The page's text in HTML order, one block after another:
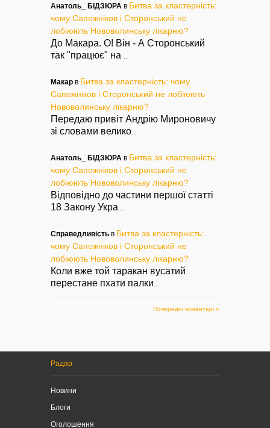
Анатоль_ БІДЗЮРА в Битва за кластерність:
чому Сапожніков і Сторонський не
лобіюють Нововолинську лікарню?
До Макара. О! Він - А Сторонський
так "працює" на ...
Макар в Битва за кластерність: чому
Сапожніков і Сторонський не лобіюють
Нововолинську лікарню?
Передаю привіт Андрію Мироновичу
зі словами велико...
Анатоль_ БІДЗЮРА в Битва за кластерність:
чому Сапожніков і Сторонський не
лобіюють Нововолинську лікарню?
Відповідно до частини першої статті
18 Закону Укра...
Справедливість в Битва за кластерність:
чому Сапожніков і Сторонський не
лобіюють Нововолинську лікарню?
Коли вже той таракан вусатий
перестане пхати палки...
Попередні коментарі »
Радар
Новини
Блоги
Оголошення